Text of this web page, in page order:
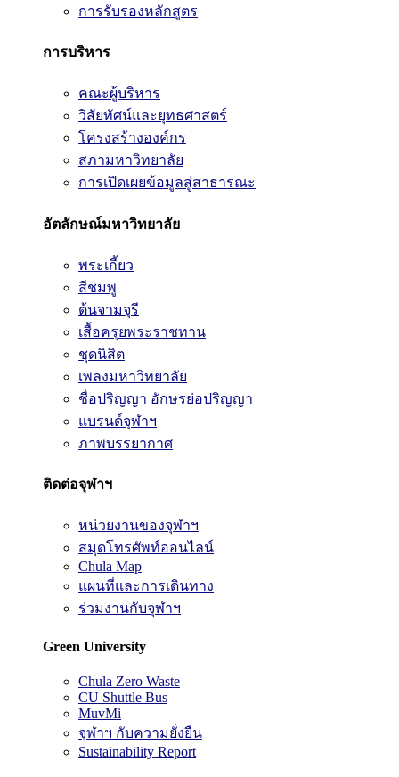
การรับรองหลักสูตร
การบริหาร
คณะผู้บริหาร
วิสัยทัศน์และยุทธศาสตร์
โครงสร้างองค์กร
สภามหาวิทยาลัย
การเปิดเผยข้อมูลสู่สาธารณะ
อัตลักษณ์มหาวิทยาลัย
พระเกี้ยว
สีชมพู
ต้นจามจุรี
เสื้อครุยพระราชทาน
ชุดนิสิต
เพลงมหาวิทยาลัย
ชื่อปริญญา อักษรย่อปริญญา
แบรนด์จุฬาฯ
ภาพบรรยากาศ
ติดต่อจุฬาฯ
หน่วยงานของจุฬาฯ
สมุดโทรศัพท์ออนไลน์
Chula Map
แผนที่และการเดินทาง
ร่วมงานกับจุฬาฯ
Green University
Chula Zero Waste
CU Shuttle Bus
MuvMi
จุฬาฯ กับความยั่งยืน
Sustainability Report